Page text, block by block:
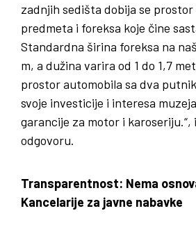
zadnjih sedišta dobija se
predmeta i foreksa koje čine
Standardna širina foreksa na
m, a dužina varira od 1 do 1,7
prostor automobila sa dva
svoje investicije i interesa
garancije za motor i karoseriju.“,
odgovoru.
Transparentnost: Nema
Kancelarije za javne nabavke